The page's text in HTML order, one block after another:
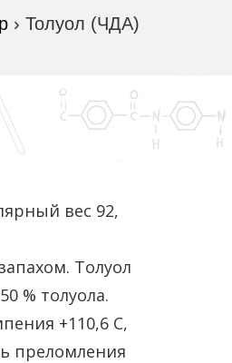
› Толуол (ЧДА)
вес 92,
Толуол
% толуола.
+110,6 С,
преломления